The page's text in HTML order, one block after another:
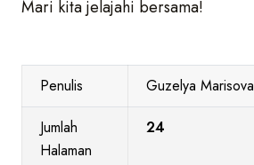
Mari kita jelajahi bersama!
Penulis Guzelya Marisova
Jumlah
Halaman
24